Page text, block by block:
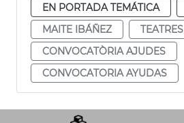
EN PORTADA TEMÁTICA
MAITE IBÁÑEZ
TEATRES
CONVOCATÒRIA AJUDES
CONVOCATORIA AYUDAS